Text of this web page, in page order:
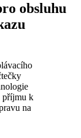
obsluhu
příjmu k
na